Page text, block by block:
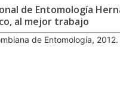
de Entomología
al mejor trabajo
de Entomología,